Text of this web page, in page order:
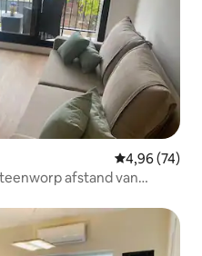
Gemiddelde
4,96 (74)
afstand van